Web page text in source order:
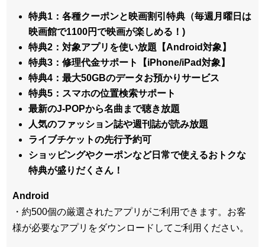
特典1：各種クーポンと映画割引特典（毎週月曜日は
映画館で1100円で映画が楽しめる！)
特典2：対象アプリを使い放題【Android対象】
特典3：修理代金サポート【iPhone/iPad対象】
特典4：最大50GBのデータお預かりサービス
特典5：スマホの位置検索サポート
最新のJ-POPから名曲まで聴き放題
人気のファッション誌や週刊誌が読み放題
ライブチケットの先行予約可
ショッピングやクーポンなど日常で使えるおトクな
特典が盛りだくさん！
Android
・約500個の厳選されたアプリがご利用できます。お客
様が必要なアプリをダウンロードしてご利用ください。